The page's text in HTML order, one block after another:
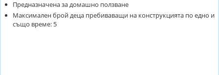
Предназначена за домашно ползване
Максимален брой деца пребиваващи на конструкцията по едно и
също време: 5